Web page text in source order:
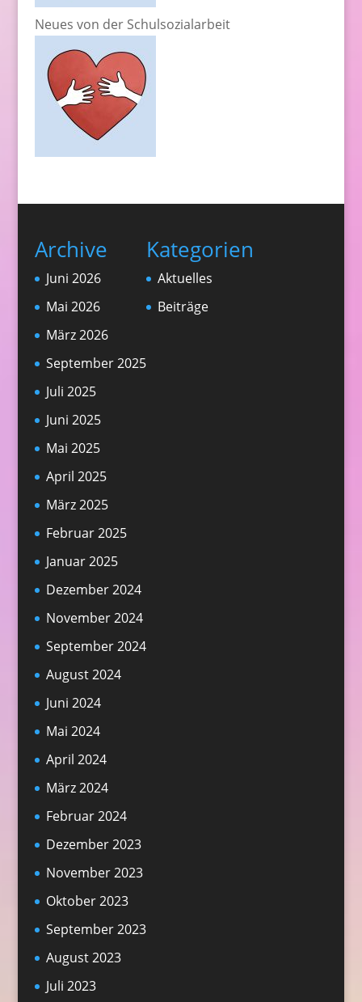
Neues von der Schulsozialarbeit
Archive
Juni 2026
Mai 2026
März 2026
September 2025
Juli 2025
Juni 2025
Mai 2025
April 2025
März 2025
Februar 2025
Januar 2025
Dezember 2024
November 2024
September 2024
August 2024
Juni 2024
Mai 2024
April 2024
März 2024
Februar 2024
Dezember 2023
November 2023
Oktober 2023
September 2023
August 2023
Juli 2023
Kategorien
Aktuelles
Beiträge